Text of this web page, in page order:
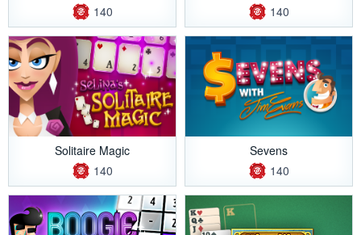
140
140
Solitaire Magic
140
Sevens
140